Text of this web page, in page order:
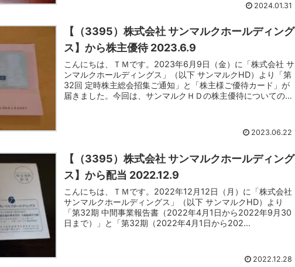
2024.01.31
【（3395）株式会社 サンマルクホールディング
ス】から株主優待 2023.6.9
こんにちは、ＴＭです。2023年6月9日（金）に「株式会社 サ
ンマルクホールディングス」（以下 サンマルクHD）より「第
32回 定時株主総会招集ご通知」と「株主様ご優待カード」が
届きました。今回は、サンマルクＨＤの株主優待についてのご
2023.06.22
【（3395）株式会社 サンマルクホールディング
ス】から配当 2022.12.9
こんにちは、ＴＭです。2022年12月12日（月）に「株式会社
サンマルクホールディングス」（以下 サンマルクHD）より
「第32期 中間事業報告書（2022年4月1日から2022年9月30
日まで）」と「第32期（2022年4月1日から202...
2022.12.28